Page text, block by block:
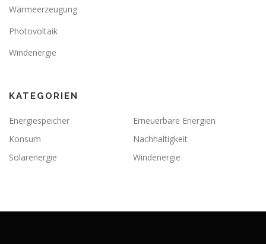
Wärmeerzeugung
Photovoltaik
Windenergie
KATEGORIEN
Energiespeicher
Erneuerbare Energien
Konsum
Nachhaltigkeit
Solarenergie
Windenergie